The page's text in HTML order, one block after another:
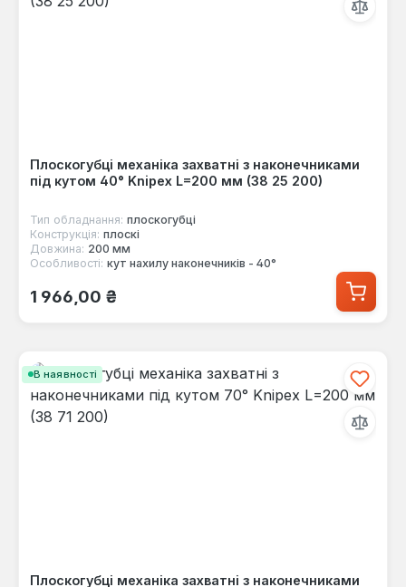
Плоскогубці механіка захватні з наконечниками
під кутом 40° Knipex L=200 мм (38 25 200)
Тип обладнання: плоскогубці
Конструкція: плоскі
Довжина: 200 мм
Особливості: кут нахилу наконечників - 40°
Звичайна ціна:
1 966,00 ₴
В наявності
Плоскогубці механіка захватні з наконечниками